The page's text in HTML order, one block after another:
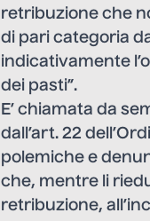
retribuzione che
di pari categoria
indicativamente
dei pasti”.
E’ chiamata da
dall’art. 22
polemiche e
che, mentre li
retribuzione,